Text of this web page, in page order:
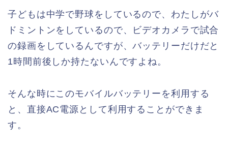
子どもは中学で野球をしているので、わたしがバ
ドミントンをしているので、ビデオカメラで試合
の録画をしているんですが、バッテリーだけだと
1時間前後しか持たないんですよね。
そんな時にこのモバイルバッテリーを利用する
と、直接AC電源として利用することができま
す。